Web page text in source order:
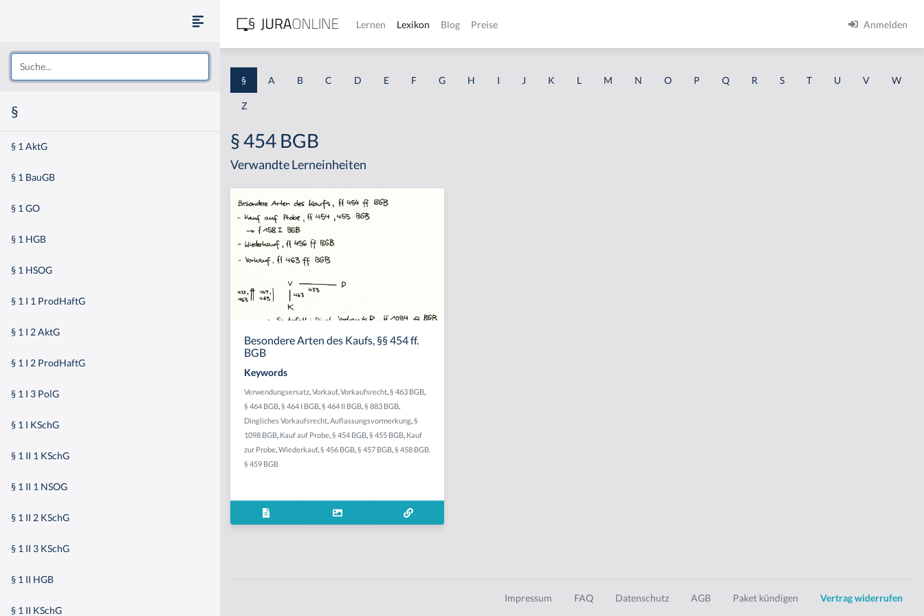
§
§ 1 AktG
§ 1 BauGB
§ 1 GO
§ 1 HGB
§ 1 HSOG
§ 1 I 1 ProdHaftG
§ 1 I 2 AktG
§ 1 I 2 ProdHaftG
§ 1 I 3 PolG
§ 1 I KSchG
§ 1 II 1 KSchG
§ 1 II 1 NSOG
§ 1 II 2 KSchG
§ 1 II 3 KSchG
§ 1 II HGB
§ 1 II KSchG
Lernen Lexikon Blog Preise Anmelden
§ A B C D E F G H I J K L M N O P Q R S T U V W
Z
§ 454 BGB
Verwandte Lerneinheiten
Besondere Arten des Kaufs, §§ 454 ff.
BGB
Keywords
Verwendungsersatz,Vorkauf,Vorkaufsrecht,§ 463 BGB,
§ 464 BGB,§ 464 I BGB,§ 464 II BGB,§ 883 BGB,
Dingliches Vorkaufsrecht,Auflassungsvormerkung,§
1098 BGB, Kauf auf Probe,§ 454 BGB,§ 455 BGB, Kauf
zur Probe,Wiederkauf,§ 456 BGB,§ 457 BGB,§ 458 BGB.
§ 459 BGB
Impressum FAQ Datenschutz AGB Paket kündigen Vertrag widerrufen